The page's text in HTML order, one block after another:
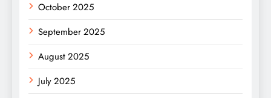
October 2025
September 2025
August 2025
July 2025